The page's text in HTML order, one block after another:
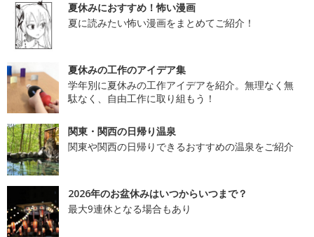
夏休みにおすすめ！怖い漫画
夏に読みたい怖い漫画をまとめてご紹介！
夏休みの工作のアイデア集
学年別に夏休みの工作アイデアを紹介。無理なく無
駄なく、自由工作に取り組もう！
関東・関西の日帰り温泉
関東や関西の日帰りできるおすすめの温泉をご紹介
2026年のお盆休みはいつからいつまで？
最大9連休となる場合もあり